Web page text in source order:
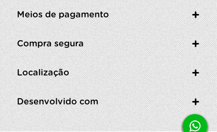
Meios de pagamento
Compra segura
Localização
Desenvolvido com